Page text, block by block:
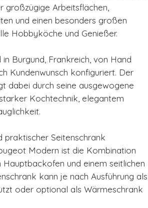
großzügige Arbeitsflächen,
und einen besonders großen
Hobbyköche und Genießer.
Burgund, Frankreich, von Hand
Kundenwunsch konfiguriert. Der
dabei durch seine ausgewogene
Kochtechnik, elegantem
praktischer Seitenschrank
Modern ist die Kombination
und einem seitlichen
kann je nach Ausführung als
oder optional als Wärmeschrank